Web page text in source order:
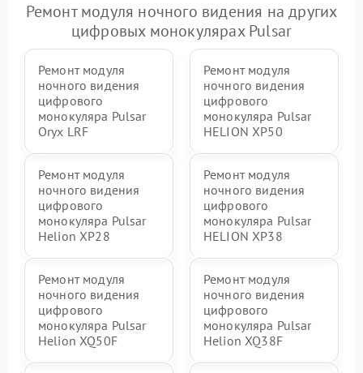
Ремонт модуля ночного видения на других
цифровых монокулярах Pulsar
Ремонт модуля
ночного видения
цифрового
монокуляра Pulsar
Oryx LRF
Ремонт модуля
ночного видения
цифрового
монокуляра Pulsar
HELION XP50
Ремонт модуля
ночного видения
цифрового
монокуляра Pulsar
Helion XP28
Ремонт модуля
ночного видения
цифрового
монокуляра Pulsar
HELION XP38
Ремонт модуля
ночного видения
цифрового
монокуляра Pulsar
Helion XQ50F
Ремонт модуля
ночного видения
цифрового
монокуляра Pulsar
Helion XQ38F